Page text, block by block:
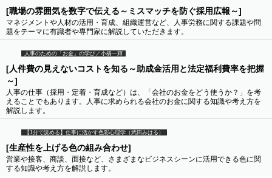
[職場の雰囲気を数字で伝える～ミスマッチを防ぐ採用広報～]
マネジメントや人材の活用・育成、組織運営など、人事労務に関する課題や問
題をテーマに有識者や専門家に解説していただきます。
人事のための「お金」の学び／小橋一輝
[人件費の見えないコストを知る～助成金活用と法定福利費率を把握
～]
人事の仕事（採用・定着・育成など）は、「会社のお金をどう使うか？」を考
えることでもあります。人事に求められる会社のお金に関する知識や考え方を
解説します。
【1分で読める】仕事に活かす色彩心理学（武田みはる）
[生産性を上げる色の組み合わせ]
営業や接客、商談、面接など、さまざまなビジネスシーンに活用できる色に関
する知識や考え方を解説します。